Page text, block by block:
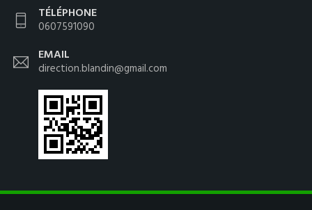
TÉLÉPHONE
0607591090
EMAIL
direction.blandin@gmail.com